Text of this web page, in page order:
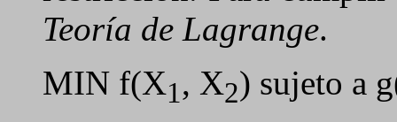
Teoría de Lagrange.
MIN f(X1, X2) sujeto a